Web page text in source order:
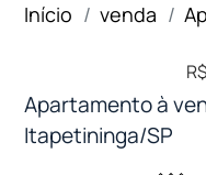
Início venda
Apartamento à
Itapetininga/SP